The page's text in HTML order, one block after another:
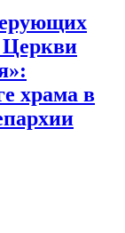
Церкви
храма в